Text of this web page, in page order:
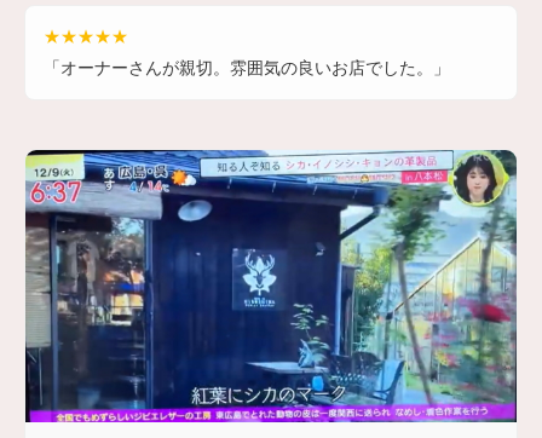
★★★★★
「オーナーさんが親切。雰囲気の良いお店でした。」